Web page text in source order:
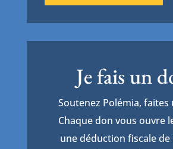
Je fais un
Soutenez Polémia, faites
Chaque don vous ouvre
une déduction fiscale de